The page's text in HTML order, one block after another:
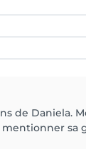
de Daniela.
mentionner sa